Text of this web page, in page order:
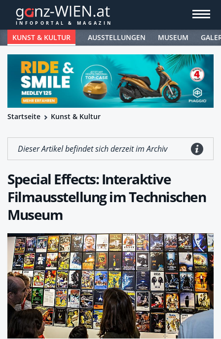
KUNST & KULTUR AUSSTELLUNGEN MUSEUM
Startseite Kunst & Kultur
Dieser Artikel befindet sich derzeit im Archiv
Special Effects: Interaktive
Filmausstellung im Technischen
Museum